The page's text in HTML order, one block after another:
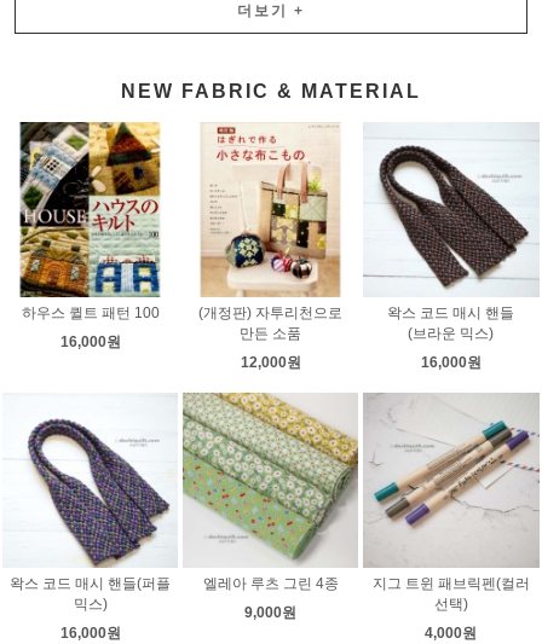
더보기 +
NEW FABRIC & MATERIAL
하우스 퀼트 패턴 100
16,000원
(개정판) 자투리천으로
만든 소품
12,000원
왁스 코드 매시 핸들
(브라운 믹스)
16,000원
왁스 코드 매시 핸들(퍼플
믹스)
16,000원
엘레아 루츠 그린 4종
9,000원
지그 트윈 패브릭펜(컬러
선택)
4,000원